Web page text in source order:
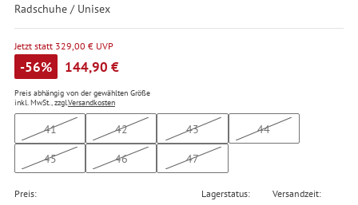
Radschuhe / Unisex
Jetzt statt 329,00 € UVP
-56% 144,90 €
Preis abhängig von der gewählten Größe
inkl. MwSt., zzgl.Versandkosten
41 42 43
44
45
46 47
Preis: Lagerstatus: Versandzeit: